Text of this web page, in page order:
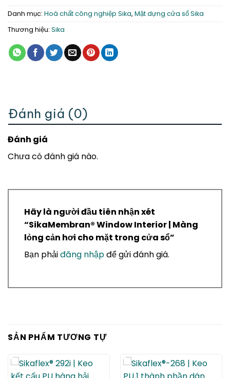
Danh mục: Hoá chất công nghiệp Sika, Mặt dựng cửa sổ Sika
Thương hiệu: Sika
Đánh giá (0)
Đánh giá
Chưa có đánh giá nào.
Hãy là người đầu tiên nhận xét
“SikaMembran® Window Interior | Màng
lỏng cản hơi cho mặt trong cửa sổ”
Bạn phảiđăng nhậpđể gửi đánh giá.
SẢN PHẨM TƯƠNG TỰ